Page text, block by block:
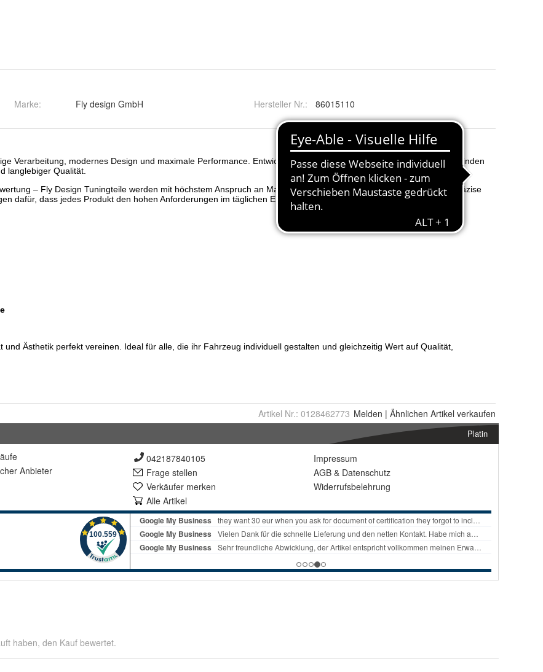
Marke: Fly design GmbH Hersteller Nr.: 86015110
Artikel Nr.: 0128462773 Melden | Ähnlichen Artikel verkaufen
Platin
er Anbieter
042187840105
Frage stellen
Verkäufer merken
Alle Artikel
Impressum
AGB & Datenschutz
Widerrufsbelehrung
haben, den Kauf bewertet.